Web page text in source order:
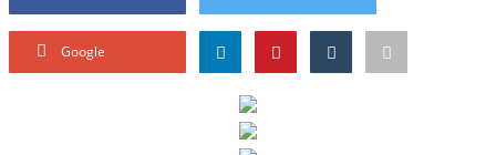
Google